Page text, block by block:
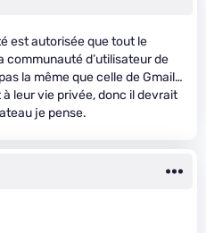
est autorisée que tout le
communauté d’utilisateur de
la même que celle de Gmail…
leur vie privée, donc il devrait
je pense.